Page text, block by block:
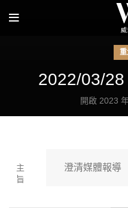
2022/03/
開啟 2023
主
旨
澄清媒體報導